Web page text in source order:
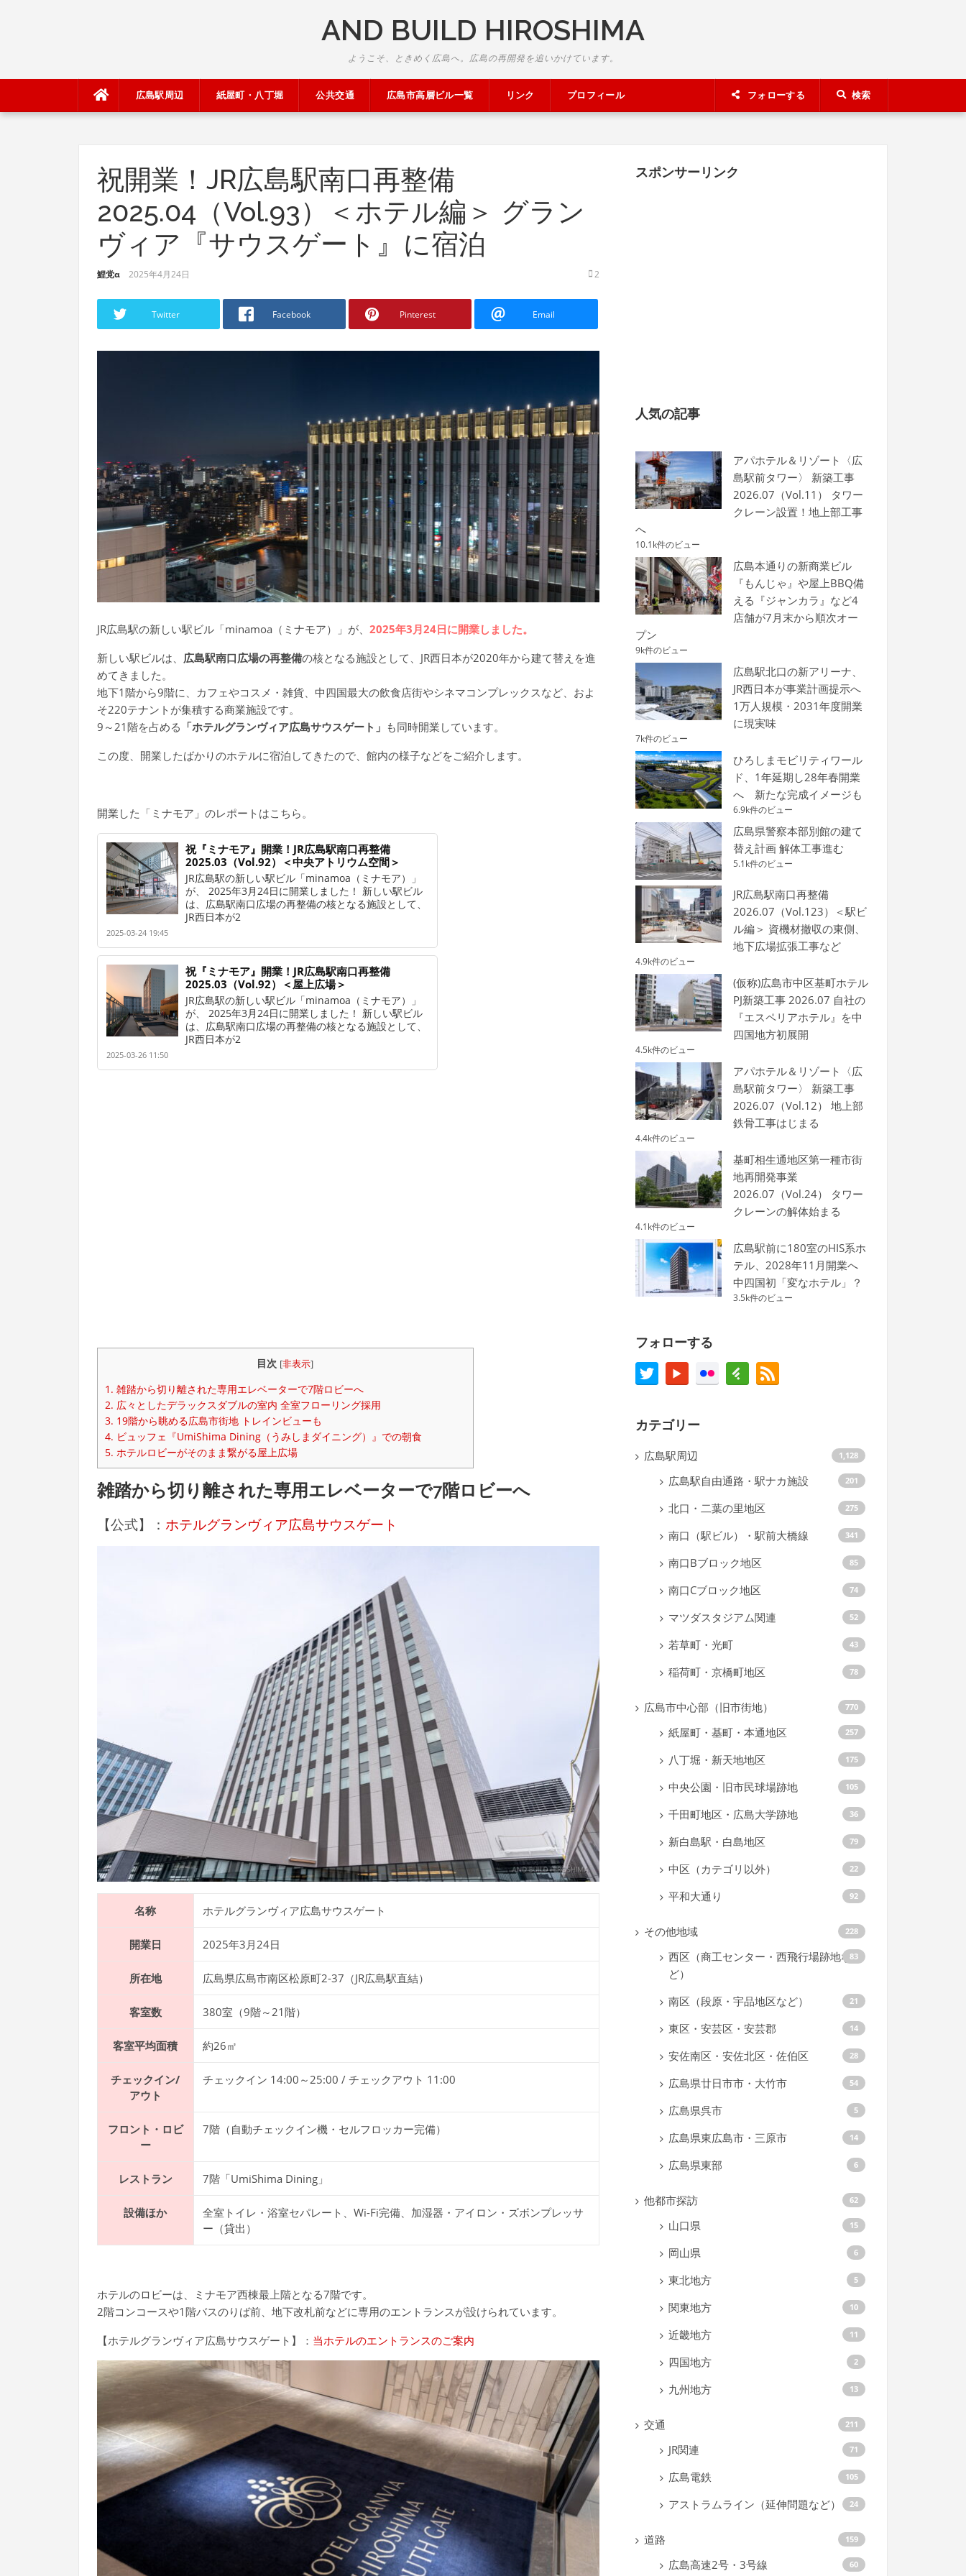
AND BUILD HIROSHIMA
ようこそ、ときめく広島へ。広島の再開発を追いかけています。
広島駅周辺 紙屋町・八丁堀 公共交通 広島市高層ビル一覧 リンク プロフィール フォローする 検索
祝開業！JR広島駅南口再整備
2025.04（Vol.93）＜ホテル編＞ グラン
ヴィア『サウスゲート』に宿泊
鯉党α 2025年4月24日 2
Twitter Facebook Pinterest Email
JR広島駅の新しい駅ビル「minamoa（ミナモア）」が、 2025年3月24日に開業しました。
新しい駅ビルは、 広島駅南口広場の再整備の核となる施設として、JR西日本が2020年から建て替えを進
めてきました。
地下1階から9階に、カフェやコスメ・雑貨、中四国最大の飲食店街やシネマコンプレックスなど、およ
そ220テナントが集積する商業施設です。
9～21階を占める 「ホテルグランヴィア広島サウスゲート」 も同時開業しています。
この度、開業したばかりのホテルに宿泊してきたので、館内の様子などをご紹介します。
開業した「ミナモア」のレポートはこちら。
祝『ミナモア』開業！JR広島駅南口再整備
2025.03（Vol.92）＜中央アトリウム空間＞
JR広島駅の新しい駅ビル「minamoa（ミナモア）」
が、 2025年3月24日に開業しました！ 新しい駅ビル
は、広島駅南口広場の再整備の核となる施設として、
JR西日本が2
2025-03-24 19:45
祝『ミナモア』開業！JR広島駅南口再整備
2025.03（Vol.92）＜屋上広場＞
JR広島駅の新しい駅ビル「minamoa（ミナモア）」
が、 2025年3月24日に開業しました！ 新しい駅ビル
は、広島駅南口広場の再整備の核となる施設として、
JR西日本が2
2025-03-26 11:50
目次 [非表示]
1. 雑踏から切り離された専用エレベーターで7階ロビーへ
2. 広々としたデラックスダブルの室内 全室フローリング採用
3. 19階から眺める広島市街地 トレインビューも
4. ビュッフェ『UmiShima Dining（うみしまダイニング）』での朝食
5. ホテルロビーがそのまま繋がる屋上広場
雑踏から切り離された専用エレベーターで7階ロビーへ
【公式】： ホテルグランヴィア広島サウスゲート
名称 ホテルグランヴィア広島サウスゲート
開業日 2025年3月24日
所在地 広島県広島市南区松原町2-37（JR広島駅直結）
客室数 380室（9階～21階）
客室平均面積 約26㎡
チェックイン/
アウト
チェックイン 14:00～25:00 / チェックアウト 11:00
フロント・ロビ
ー
7階（自動チェックイン機・セルフロッカー完備）
レストラン 7階「UmiShima Dining」
設備ほか
全室トイレ・浴室セパレート、Wi-Fi完備、加湿器・アイロン・ズボンプレッサ
ー（貸出）
ホテルのロビーは、ミナモア西棟最上階となる7階です。
2階コンコースや1階バスのりば前、地下改札前などに専用のエントランスが設けられています。
【ホテルグランヴィア広島サウスゲート】： 当ホテルのエントランスのご案内
スポンサーリンク
人気の記事
アパホテル＆リゾート〈広
島駅前タワー〉 新築工事
2026.07（Vol.11） タワー
クレーン設置！地上部工事
へ
10.1k件のビュー
広島本通りの新商業ビル
『もんじゃ』や屋上BBQ備
える『ジャンカラ』など4
店舗が7月末から順次オー
プン
9k件のビュー
広島駅北口の新アリーナ、
JR西日本が事業計画提示へ
1万人規模・2031年度開業
に現実味
7k件のビュー
ひろしまモビリティワール
ド、1年延期し28年春開業
へ 新たな完成イメージも
6.9k件のビュー
広島県警察本部別館の建て
替え計画 解体工事進む
5.1k件のビュー
JR広島駅南口再整備
2026.07（Vol.123）＜駅ビ
ル編＞ 資機材撤収の東側、
地下広場拡張工事など
4.9k件のビュー
(仮称)広島市中区基町ホテル
PJ新築工事 2026.07 自社の
『エスペリアホテル』を中
四国地方初展開
4.5k件のビュー
アパホテル＆リゾート〈広
島駅前タワー〉 新築工事
2026.07（Vol.12） 地上部
鉄骨工事はじまる
4.4k件のビュー
基町相生通地区第一種市街
地再開発事業
2026.07（Vol.24） タワー
クレーンの解体始まる
4.1k件のビュー
広島駅前に180室のHIS系ホ
テル、2028年11月開業へ
中四国初「変なホテル」？
3.5k件のビュー
フォローする
カテゴリー
広島駅周辺 1,128
広島駅自由通路・駅ナカ施設 201
北口・二葉の里地区 275
南口（駅ビル）・駅前大橋線 341
南口Bブロック地区 85
南口Cブロック地区 74
マツダスタジアム関連 52
若草町・光町 43
稲荷町・京橋町地区 78
広島市中心部（旧市街地） 770
紙屋町・基町・本通地区 257
八丁堀・新天地地区 175
中央公園・旧市民球場跡地 105
千田町地区・広島大学跡地 36
新白島駅・白島地区 79
中区（カテゴリ以外） 22
平和大通り 92
その他地域 228
西区（商工センター・西飛行場跡地な
ど）
83
南区（段原・宇品地区など） 21
東区・安芸区・安芸郡 14
安佐南区・安佐北区・佐伯区 28
広島県廿日市市・大竹市 54
広島県呉市 5
広島県東広島市・三原市 14
広島県東部 6
他都市探訪 62
山口県 15
岡山県 6
東北地方 5
関東地方 10
近畿地方 11
四国地方 2
九州地方 13
交通 211
JR関連 71
広島電鉄 105
アストラムライン（延伸問題など） 24
道路 159
広島高速2号・3号線 60